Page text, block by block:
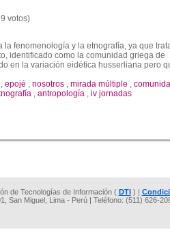
votos)
la fenomenología y la etnografía, ya que
identificado como la comunidad griega de
en la variación eidética husserliana pero
, epojé , nosotros , mirada múltiple ,
, antropología , iv jornadas
de Tecnologías de Información ( DTI) |
San Miguel, Lima - Perú | Teléfono: (511) 626-